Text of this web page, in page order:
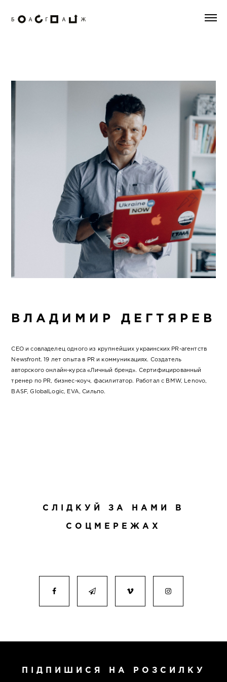
ВЛАДИМИР ДЕГТЯРЕВ
CEO и совладелец одного из крупнейших украинских PR-агентств
Newsfront. 19 лет опыта в PR и коммуникациях. Создатель
авторского онлайн-курса «Личный бренд». Сертифицированный
тренер по PR, бизнес-коуч, фасилитатор. Работал с BMW, Lenovo,
BASF, GlobalLogic, EVA, Сильпо.
СЛІДКУЙ ЗА НАМИ В
СОЦМЕРЕЖАХ
ПІДПИШИСЯ НА РОЗСИЛКУ